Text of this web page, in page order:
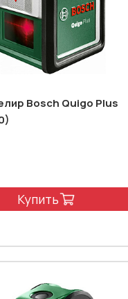
Bosch Quigo Plus
Купить